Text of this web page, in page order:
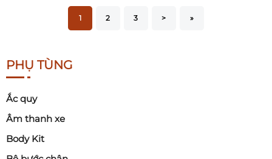
1 2 3 > »
PHỤ TÙNG
Ắc quy
Âm thanh xe
Body Kit